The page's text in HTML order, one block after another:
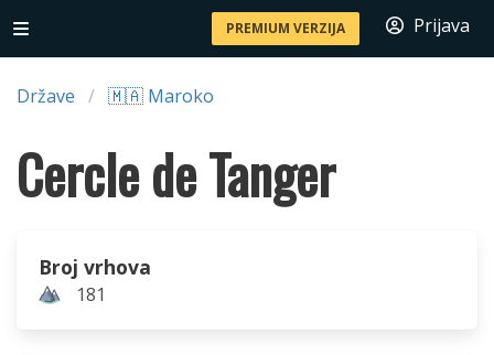
PREMIUM VERZIJA Prijava
Države 🇲🇦 Maroko
Cercle de Tanger
Broj vrhova
181